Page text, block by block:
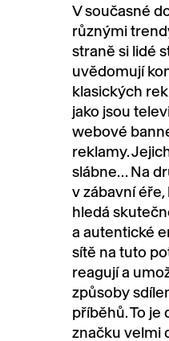
V současné
různými
straně si lidé
uvědomují
klasických
jako jsou
webové
reklamy.
slábne… Na
v zábavní
hledá
a autentické
sítě na tuto
reagují a
způsoby
příběhů. To je
značku velmi